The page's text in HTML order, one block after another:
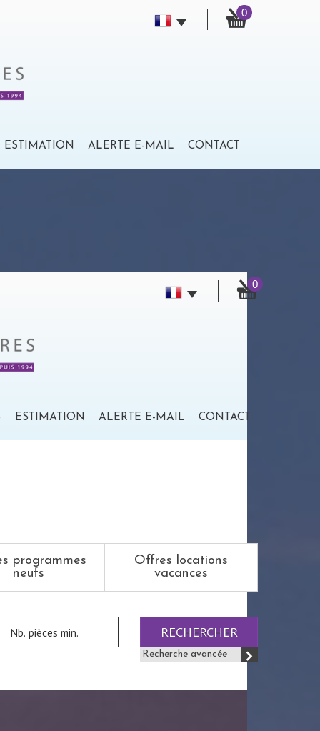
0
ESTIMATION ALERTE E-MAIL CONTACT
0
ESTIMATION ALERTE E-MAIL CONTACT
programmes
neufs
Offres locations
vacances
RECHERCHER
Recherche avancée